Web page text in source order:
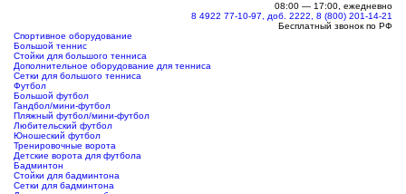
08:00 — 17:00, ежедневно
8 4922 77-10-97, доб. 2222, 8 (800) 201-14-21
Бесплатный звонок по РФ
Спортивное оборудование
Большой теннис
Стойки для большого тенниса
Дополнительное оборудование для тенниса
Сетки для большого тенниса
Футбол
Большой футбол
Гандбол/мини-футбол
Пляжный футбол/мини-футбол
Любительский футбол
Юношеский футбол
Тренировочные ворота
Детские ворота для футбола
Бадминтон
Стойки для бадминтона
Сетки для бадминтона